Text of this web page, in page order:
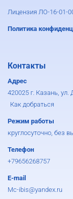
Лицензия ЛО-16-01-
Политика
Контакты
Адрес
420025 г. Казань,
Как добраться
Режим работы
круглосуточно, без
Телефон
+79656268757
E-mail
Mc-ibis@yandex.ru